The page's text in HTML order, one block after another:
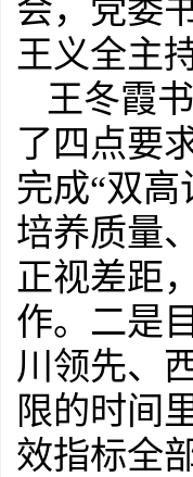
会，党委
王义全主
王冬霞
了四点要
完成“双
培养质量
正视差距
作。二是
川领先、
限的时间
效指标全